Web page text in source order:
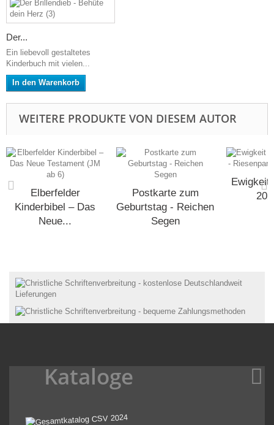
Der...
Ein liebevoll gestaltetes
Kinderbuch mit vielen...
In den Warenkorb
WEITERE PRODUKTE VON DIESEM AUTOR
Elberfelder
Kinderbibel – Das
Neue...
Postkarte zum
Geburtstag - Reichen
Segen
Ewigkeit
Kataloge